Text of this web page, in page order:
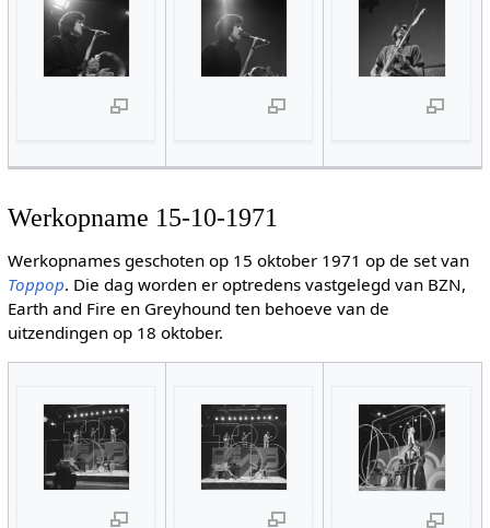
Werkopname 15-10-1971
Werkopnames geschoten op 15 oktober 1971 op de set van
Toppop. Die dag worden er optredens vastgelegd van BZN,
Earth and Fire en Greyhound ten behoeve van de
uitzendingen op 18 oktober.